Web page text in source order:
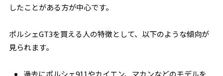
したことがある方が中心です。
ポルシェGT3を買える人の特徴として、以下のような傾向が
見られます。